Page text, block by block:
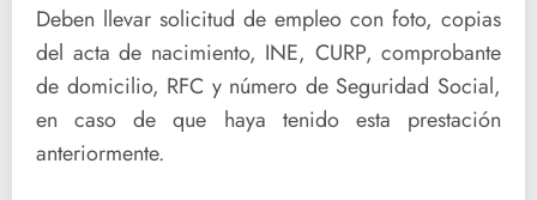
Deben llevar solicitud de empleo con foto, copias
del acta de nacimiento, INE, CURP, comprobante
de domicilio, RFC y número de Seguridad Social,
en caso de que haya tenido esta prestación
anteriormente.